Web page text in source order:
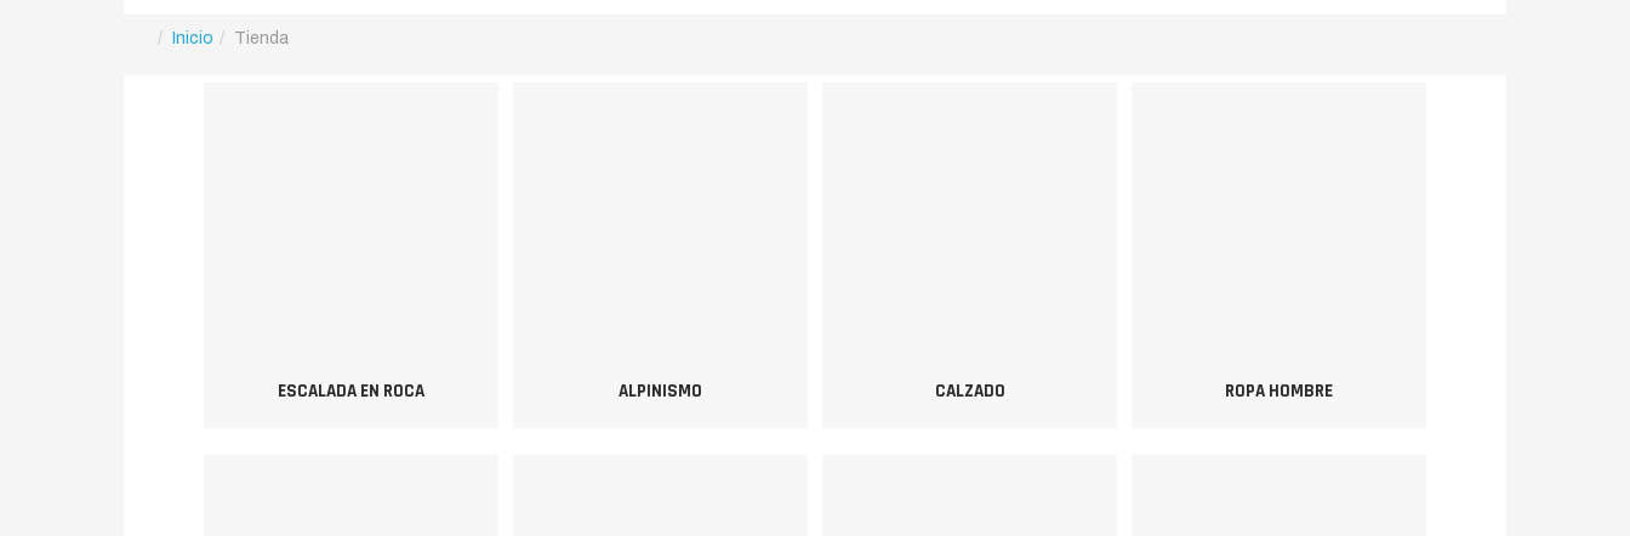
Inicio Tienda
ESCALADA EN ROCA ALPINISMO CALZADO ROPA HOMBRE